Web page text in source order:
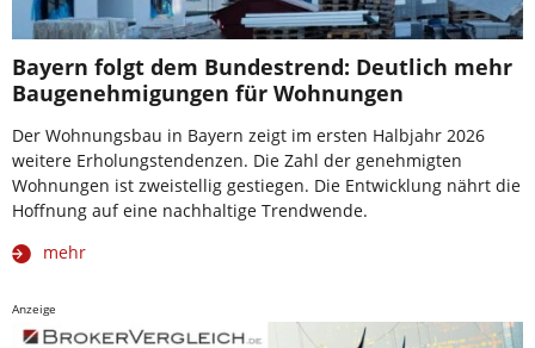
Bayern folgt dem Bundestrend: Deutlich mehr
Baugenehmigungen für Wohnungen
Der Wohnungsbau in Bayern zeigt im ersten Halbjahr 2026
weitere Erholungstendenzen. Die Zahl der genehmigten
Wohnungen ist zweistellig gestiegen. Die Entwicklung nährt die
Hoffnung auf eine nachhaltige Trendwende.
mehr
Anzeige